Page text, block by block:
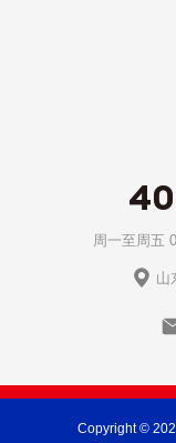
周一至周五
山
Copyright ©